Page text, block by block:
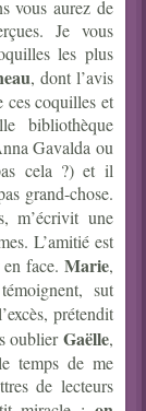
vous aurez de
Je vous
les plus
, dont l’avis
ces coquilles et
bibliothèque
Gavalda ou
cela ?) et il
grand-chose.
m’écrivit une
L’amitié est
face. Marie,
sut
prétendit
oublierGaëlle,
temps de me
de lecteurs